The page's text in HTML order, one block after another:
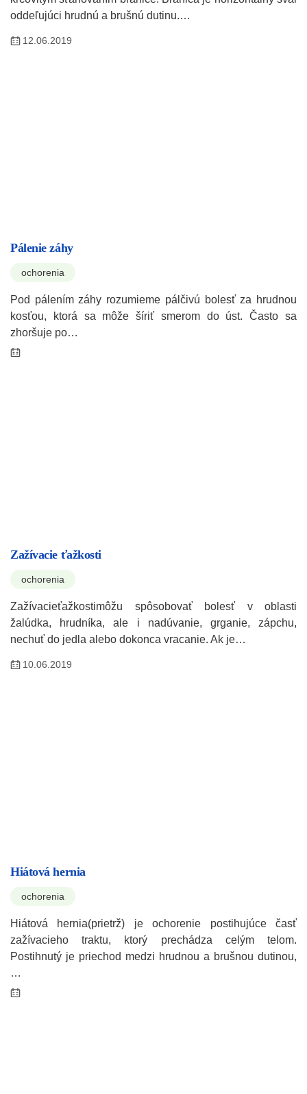
oddeľujúci hrudnú a brušnú dutinu.…
12.06.2019
Pálenie záhy
ochorenia
Pod pálením záhy rozumieme pálčivú bolesť za hrudnou
kosťou, ktorá sa môže šíriť smerom do úst. Často sa
zhoršuje po…
Zažívacie ťažkosti
ochorenia
Zažívacieťažkostimôžu spôsobovať bolesť v oblasti
žalúdka, hrudníka, ale i nadúvanie, grganie, zápchu,
nechuť do jedla alebo dokonca vracanie. Ak je…
10.06.2019
Hiátová hernia
ochorenia
Hiátová hernia(prietrž) je ochorenie postihujúce časť
zažívacieho traktu, ktorý prechádza celým telom.
Postihnutý je priechod medzi hrudnou a brušnou dutinou,
…